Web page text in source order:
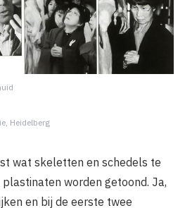
Heidelberg
wat skeletten en schedels te
worden getoond. Ja,
en bij de eerste twee